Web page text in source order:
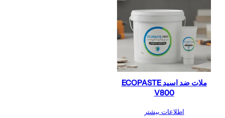
ملات ضد اسید ECOPASTE
V800
اطلاعات بیشتر